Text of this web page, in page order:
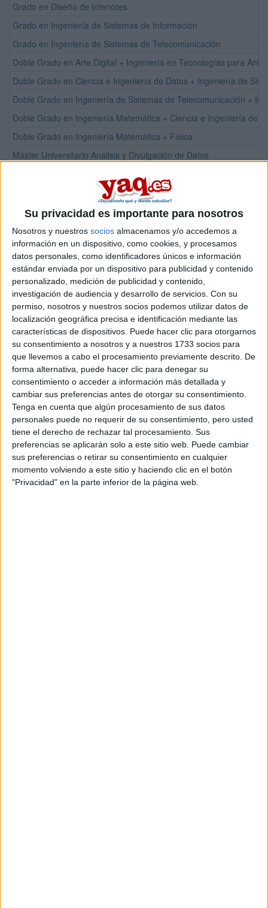
Su privacidad es importante para nosotros
Nosotros y nuestros socios almacenamos y/o accedemos a
información en un dispositivo, como cookies, y procesamos
datos personales, como identificadores únicos e información
estándar enviada por un dispositivo para publicidad y contenido
personalizado, medición de publicidad y contenido,
investigación de audiencia y desarrollo de servicios. Con su
permiso, nosotros y nuestros socios podemos utilizar datos de
localización geográfica precisa e identificación mediante las
características de dispositivos. Puede hacer clic para otorgarnos
su consentimiento a nosotros y a nuestros 1733 socios para
que llevemos a cabo el procesamiento previamente descrito. De
forma alternativa, puede hacer clic para denegar su
consentimiento o acceder a información más detallada y
cambiar sus preferencias antes de otorgar su consentimiento.
Tenga en cuenta que algún procesamiento de sus datos
personales puede no requerir de su consentimiento, pero usted
tiene el derecho de rechazar tal procesamiento. Sus
preferencias se aplicarán solo a este sitio web. Puede cambiar
sus preferencias o retirar su consentimiento en cualquier
momento volviendo a este sitio y haciendo clic en el botón
"Privacidad" en la parte inferior de la página web.
Grado en Diseño de Interiores
Grado en Ingeniería de Sistemas de Información
Grado en Ingeniería de Sistemas de Telecomunicación
Doble Grado en Arte Digital + Ingeniería en Tecnologías para
Doble Grado en Ciencia e Ingeniería de Datos + Ingeniería de
Doble Grado en Ingeniería de Sistemas de Telecomunicación +
Doble Grado en Ingeniería Matemática + Ciencia e Ingeniería de
Doble Grado en Ingeniería Matemática + Física
Máster Universitario Análisis y Divulgación de Datos
Facultad de Ciencias Económicas y Empresariales
Titulación
Grado en Administración y Dirección de Empresas
Grado en Economía
Grado en Inteligencia de Negocios (Business Intelligence)
Grado en Mercados Financieros y Análisis de Datos
Grado en Administración y Dirección de Empresas
Grado en Economía (Mención Finanzas y Mención Negocios
Grado en Inteligencia de Negocios (Business Intelligence)
Grado en Marketing y Gestión Comercial
Doble Grado en Administración y Dirección de Empresas +
Doble Grado en Administración y Dirección de Empresas +
Doble Grado en Administración y Dirección de Empresas +
Doble Grado en Economía + Administración y Dirección de
Doble Grado en Economía + Relaciones Internacionales y Unión
Doble Grado en Farmacia + Administración y Dirección de